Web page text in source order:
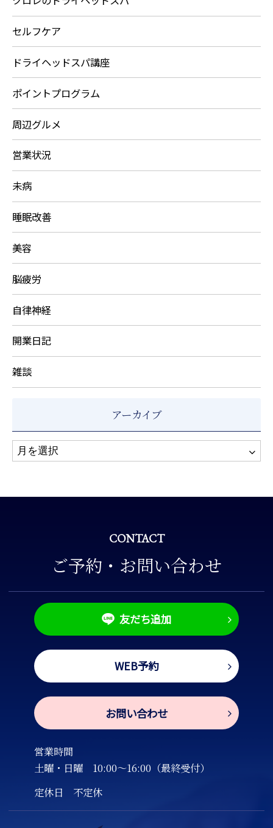
セルフケア
ドライヘッドスパ講座
ポイントプログラム
周辺グルメ
営業状況
未病
睡眠改善
美容
脳疲労
自律神経
開業日記
雑談
アーカイブ
CONTACT
ご予約・お問い合わせ
友だち追加
WEB予約
お問い合わせ
営業時間
土曜・日曜
10:00～16:00（最終受付）
定休日 不定休